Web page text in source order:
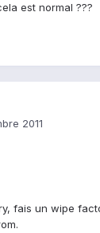
est normal ???
2011
fais un wipe